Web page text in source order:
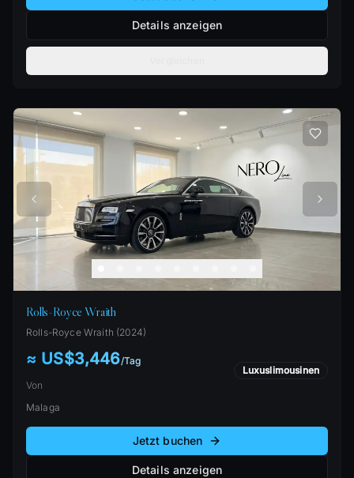
Details anzeigen
Rolls-Royce Wraith
Rolls-Royce Wraith (2024)
≈ US$3,446/Tag
Von
Luxuslimousinen
Malaga
Jetzt buchen
Details anzeigen